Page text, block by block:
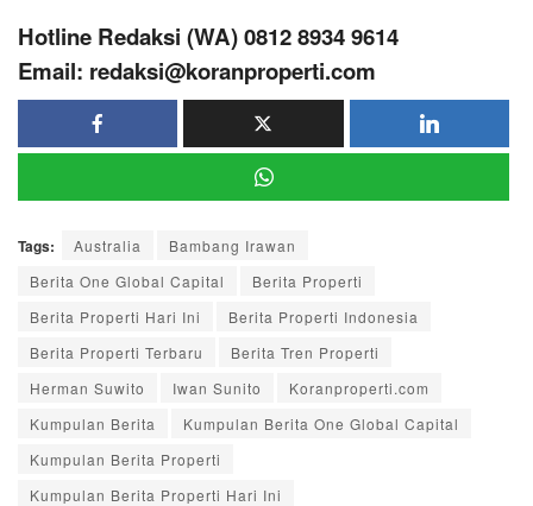
Hotline Redaksi (WA) 0812 8934 9614
Email: redaksi@koranproperti.com
Tags: Australia
Bambang Irawan
Berita One Global Capital
Berita Properti
Berita Properti Hari Ini
Berita Properti Indonesia
Berita Properti Terbaru
Berita Tren Properti
Herman Suwito
Iwan Sunito
Koranproperti.com
Kumpulan Berita
Kumpulan Berita One Global Capital
Kumpulan Berita Properti
Kumpulan Berita Properti Hari Ini